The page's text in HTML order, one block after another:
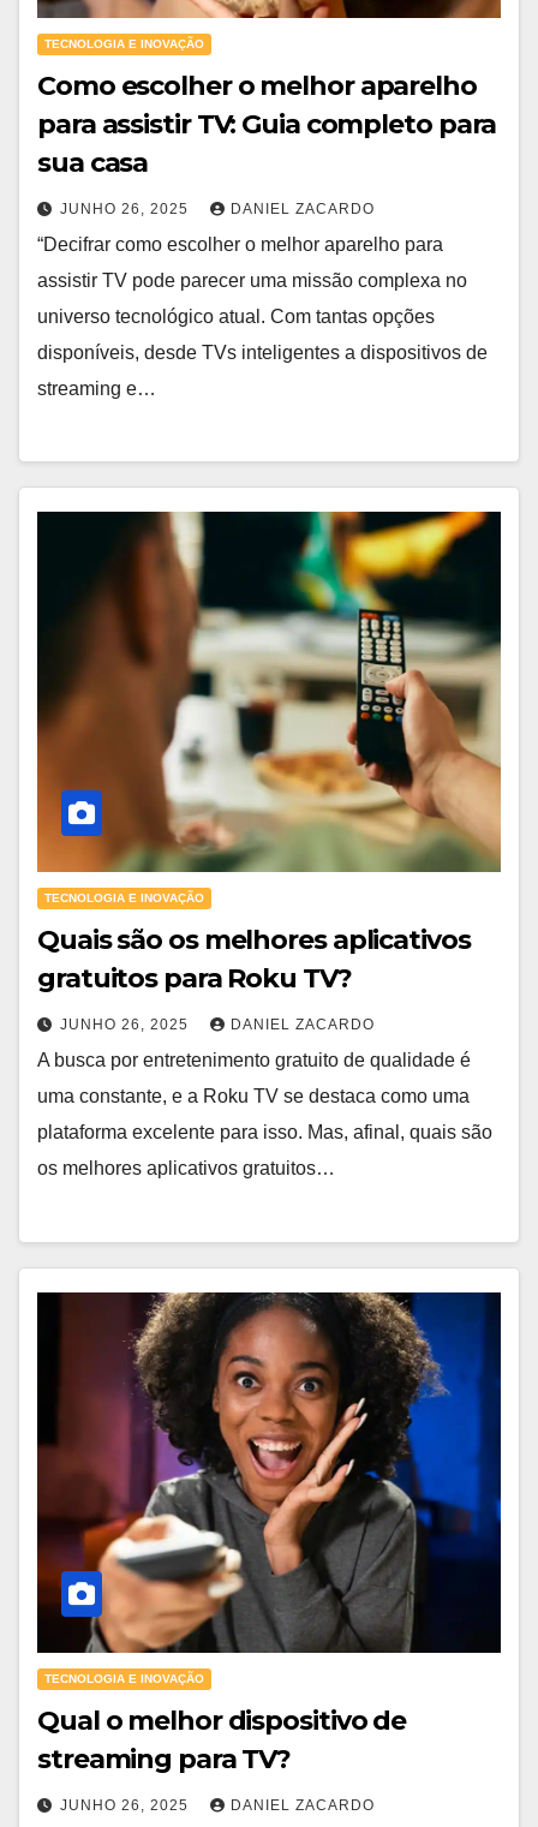
TECNOLOGIA E INOVAÇÃO
Como escolher o melhor aparelho
para assistir TV: Guia completo para
sua casa
JUNHO 26, 2025 DANIEL ZACARDO
“Decifrar como escolher o melhor aparelho para
assistir TV pode parecer uma missão complexa no
universo tecnológico atual. Com tantas opções
disponíveis, desde TVs inteligentes a dispositivos de
streaming e…
TECNOLOGIA E INOVAÇÃO
Quais são os melhores aplicativos
gratuitos para Roku TV?
JUNHO 26, 2025 DANIEL ZACARDO
A busca por entretenimento gratuito de qualidade é
uma constante, e a Roku TV se destaca como uma
plataforma excelente para isso. Mas, afinal, quais são
os melhores aplicativos gratuitos…
TECNOLOGIA E INOVAÇÃO
Qual o melhor dispositivo de
streaming para TV?
JUNHO 26, 2025 DANIEL ZACARDO